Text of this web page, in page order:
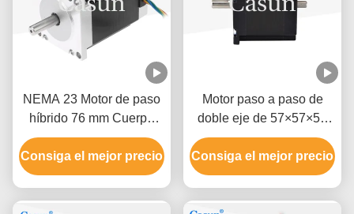
NEMA 23 Motor de paso
híbrido 76 mm Cuerpo
1.5N.M Para máquina
CNC
Consiga el mejor precio
Motor paso a paso de
doble eje de 57×57×54
mm 1.0A 0.9N.m NEMA
23 con instrumentos de
precisión
Consiga el mejor precio